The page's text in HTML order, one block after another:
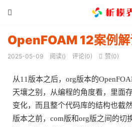

OpenFOAM 12案例
2025-05-09 阅读() 评论(0)  赞(0)
从11版本之后，org版本的
天壤之别，从编程的角度看，里面
变化，而且整个代码库的结构也截
版本之前，com版和org版之间的切